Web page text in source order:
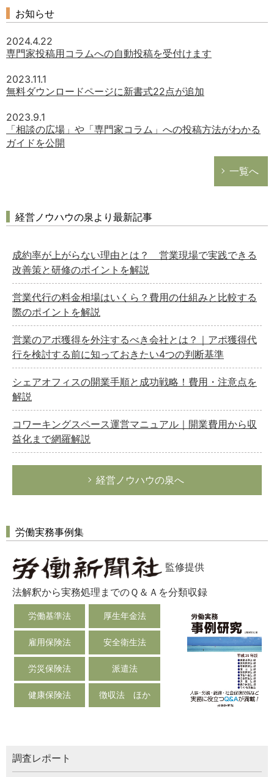
お知らせ
2024.4.22
専門家投稿用コラムへの自動投稿を受付けます
2023.11.1
無料ダウンロードページに新書式22点が追加
2023.9.1
「相談の広場」や「専門家コラム」への投稿方法がわかる
ガイドを公開
一覧へ
経営ノウハウの泉より最新記事
成約率が上がらない理由とは？ 営業現場で実践できる
改善策と研修のポイントを解説
営業代行の料金相場はいくら？費用の仕組みと比較する
際のポイントを解説
営業のアポ獲得を外注するべき会社とは？｜アポ獲得代
行を検討する前に知っておきたい4つの判断基準
シェアオフィスの開業手順と成功戦略！費用・注意点を
解説
コワーキングスペース運営マニュアル｜開業費用から収
益化まで網羅解説
経営ノウハウの泉へ
労働実務事例集
監修提供
法解釈から実務処理までのＱ＆Ａを分類収録
労働基準法 厚生年金法
雇用保険法 安全衛生法
労災保険法 派遣法
健康保険法 徴収法 ほか
調査レポート